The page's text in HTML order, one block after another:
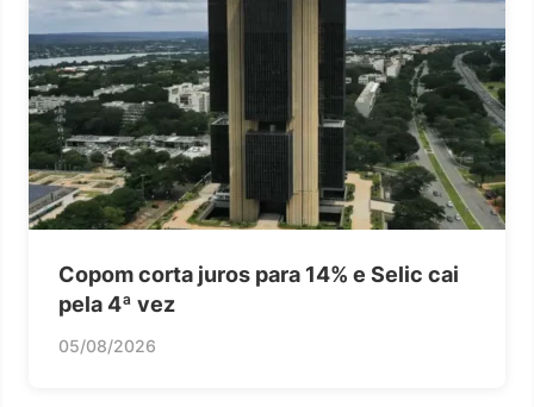
Copom corta juros para 14% e Selic cai
pela 4ª vez
05/08/2026